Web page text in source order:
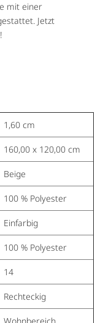
mit einer
Jetzt
1,60 cm
160,00 x 120,00 cm
Beige
100 % Polyester
Einfarbig
100 % Polyester
14
Rechteckig